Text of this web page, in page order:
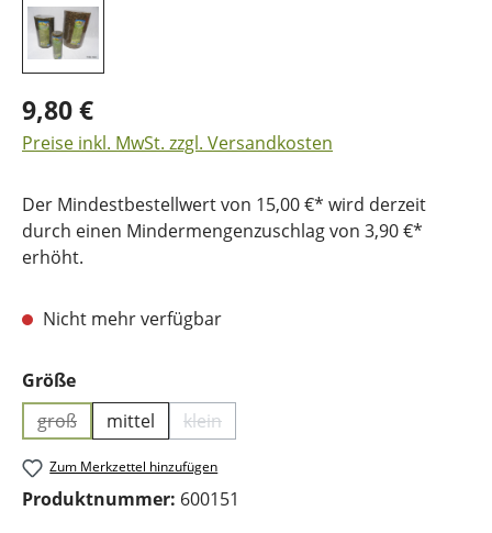
9,80 €
Preise inkl. MwSt. zzgl. Versandkosten
Der Mindestbestellwert von 15,00 €* wird derzeit
durch einen Mindermengenzuschlag von 3,90 €*
erhöht.
Nicht mehr verfügbar
Größeauswählen
groß(Diese Option ist zurzeit nicht verfügbar.)
mittel klein(Diese Option ist zurzeit nicht
Zum Merkzettel hinzufügen
Produktnummer: 600151